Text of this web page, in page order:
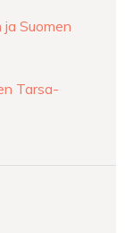
Suomen
Tarsa-